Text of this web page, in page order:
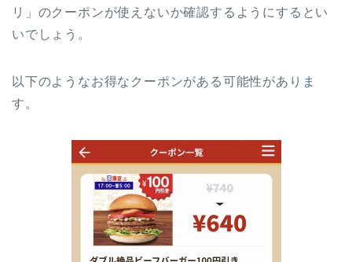
リ」のクーポンが使えないか確認するようにするとい
いでしょう。
以下のようなお得なクーポンがある可能性がありま
す。